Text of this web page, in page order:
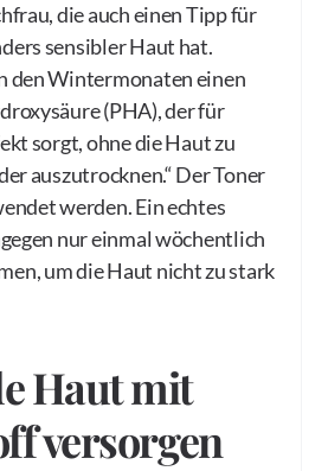
die auch einen Tipp für
sensibler Haut hat.
den Wintermonaten einen
(PHA), der für
sorgt, ohne die Haut zu
auszutrocknen.“ Der Toner
werden. Ein echtes
nur einmal wöchentlich
um die Haut nicht zu stark
Haut mit
versorgen